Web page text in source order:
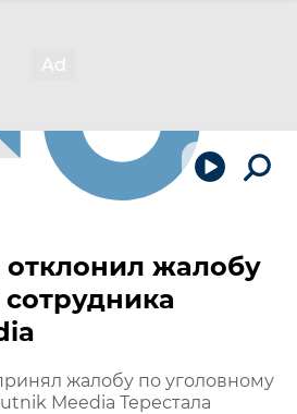
отклонил жалобу
жалобу по уголовному
Meedia Терестала